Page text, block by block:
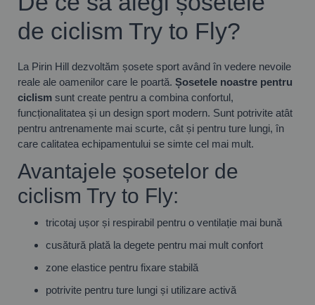
de ciclism Try to Fly?
La Pirin Hill dezvoltăm șosete sport având în vedere nevoile
reale ale oamenilor care le poartă. Șosetele noastre pentru
ciclism sunt create pentru a combina confortul,
funcționalitatea și un design sport modern. Sunt potrivite atât
pentru antrenamente mai scurte, cât și pentru ture lungi, în
care calitatea echipamentului se simte cel mai mult.
Avantajele șosetelor de
ciclism Try to Fly:
tricotaj ușor și respirabil pentru o ventilație mai bună
cusătură plată la degete pentru mai mult confort
zone elastice pentru fixare stabilă
potrivite pentru ture lungi și utilizare activă